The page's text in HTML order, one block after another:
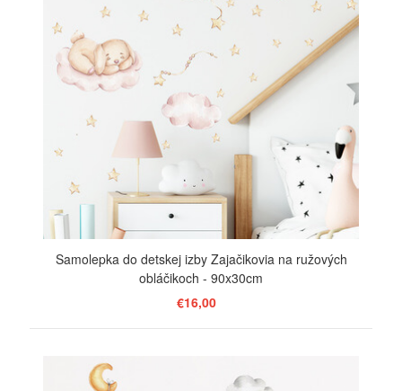
Samolepka do detskej izby Zajačikovia na ružových
obláčikoch - 90x30cm
€16,00